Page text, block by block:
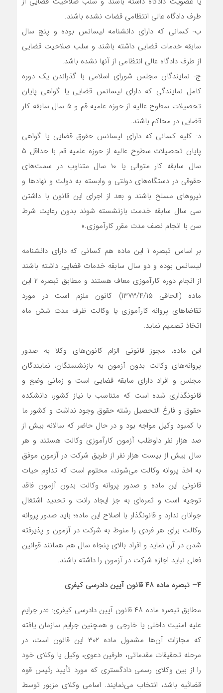
طرف دادگاه عالی انتظامی قضات نشده باشند.
ب- کسانی که دارای دانشنامه لیسانس بوده و پنج سال
سابقه خدمات قضایی داشته باشند و سلب صلاحیت قضایی
از طرف دادگاه عالی انتظامی از آنها نشده باشد.
ج- نمایندگان مجلس شورای اسلامی با گذراندن یک دوره
کامل نمایندگی که دارای لیسانس قضایی یا گواهی پایان
تحصیلات سطوح عالیه از حوزه علمیه قم و ۵ سال سابقه کار
قضایی در محاکم باشند.
د- کلیه کسانی که دارای لیسانس حقوق قضایی یا گواهی
پایان تحصیلات سطوح عالیه از حوزه علمیه قم با حداقل ۵
سال سابقه کار متوالی یا ۱۰ سال متناوب در سمت‌های
حقوقی در دستگاه‌های دولتی و وابسته به دولت و نهاد‌ها و
نیرو‌های مسلح باشند و بعد از اجرای این قانون با داشتن
سی سال سابقه خدمت بازنشسته شوند بدون رعایت شرط
سن با انجام نصف مدت مقرر کارآموزی.»
بر اساس تبصره ۱ این ماده هم کسانی که دارای دانشنامه
لیسانس بوده و دو سال سابقه خدمات قضایی داشته باشند
از انجام دوره کارآموزی معاف هستند و مطابق تبصره ۲ این
ماده (الحاقی ۱۳۷۳/۴/۱۵) کانون ملزم است در مورد
تقاضا‌های پروانه کارآموزی یا وکالت ظرف مدت شش ماه
اتخاذ تصمیم نماید.
این ماده، مجوز قانونی الزام کانون‌های وکلا به صدور
پروانه‌های وکالت بدون آزمون به بازنشستگان، نمایندگان
مجلس و افراد دارای سابقه قضایی است و زمانی وضع و
قانونگذاری شده است که متناسب با نیاز کشور، دانشکده
حقوق و فارغ التحصیل رشته حقوق وجود نداشت و کشور ما
با کمبود وکیل مواجه بود و در حال حاضر که سالانه بیش از
صد هزار نفر داوطلب آزمون کارآموزی وکالت هستند و هر
سال بیش از بیست هزار نفر از طریق شرکت در آزمون موفق
به اخذ پروانه وکالت می‌شوند، محتوم است که تداوم حیات
قانونی این ماده و صدور پروانه وکالت بدون آزمون فاقد
توجیه است و ثمره‌ای به جز ایجاد رانت و تحدید اشتغال
جوانان ندارد و قانونگذار با اصلاح این ماده؛ باید صدور پروانه
وکالت برای هر فردی را منوط به شرکت در آزمون و پذیرفته
شدن در آن نماید و افراد بالای پنجاه سال هم همانند قوانین
فعلی نباید اجازه شرکت در آزمون را داشته باشند.
۴– تبصره ماده ۴۸ قانون آیین دادرسی کیفری
مطابق تبصره ماده ۴۸ قانون آیین دادرسی کیفری: «در جرایم
علیه امنیت داخلی یا خارجی و همچنین جرایم سازمان یافته
که مجازات آن‌ها مشمول ماده ۳۰۲ این قانون است، در
مرحله تحقیقات مقدماتی، طرفین دعوی، وکیل یا وکلای خود
را از بین وکلای رسمی دادگستری که مورد تأیید رئیس قوه
قضائیه باشد، انتخاب می‌نمایند. اسامی وکلای مزبور توسط